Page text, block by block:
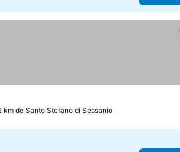
km de Santo Stefano di Sessanio